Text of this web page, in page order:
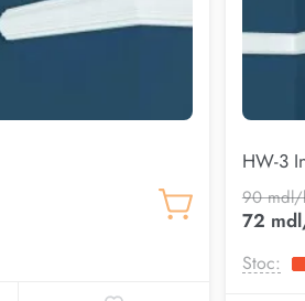
HW-3
90
72
Stoc: